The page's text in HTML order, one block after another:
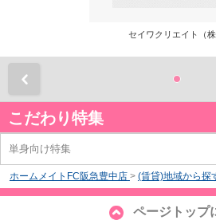
セイワクリエイト（株
こだわり特集
単身向け特集
ホームメイトFC阪急豊中店 > (賃貸)地域から探
ページトップ